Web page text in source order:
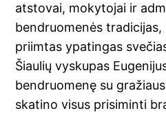
atstovai, mokytojai ir
bendruomenės
priimtas ypatingas
Šiaulių vyskupas
bendruomenę su
skatino visus prisiminti